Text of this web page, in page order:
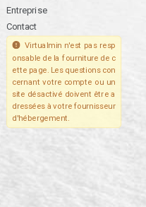
Entreprise
Contact
Virtualmin n'est pas resp
onsable de la fourniture de c
ette page. Les questions con
cernant votre compte ou un
site désactivé doivent être a
dressées à votre fournisseur
d'hébergement.